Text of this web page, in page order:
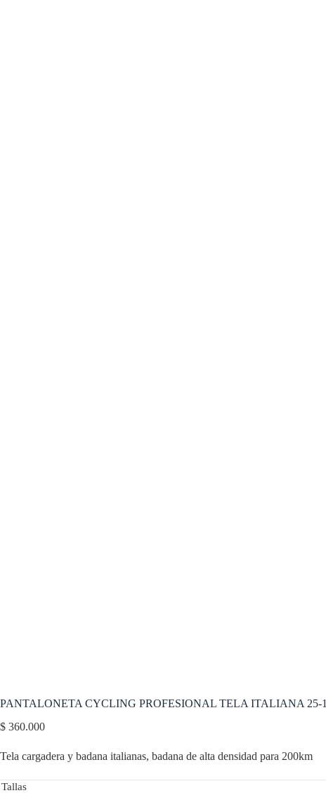
PANTALONETA CYCLING PROFESIONAL TELA ITALIANA 25-1
$ 360.000
Tela cargadera y badana italianas, badana de alta densidad para 200km
Tallas